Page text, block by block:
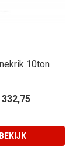
10ton
332,75
BEKIJK